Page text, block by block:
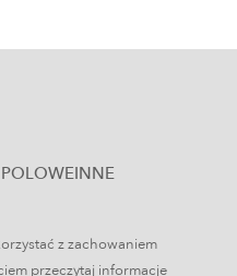
informacje
INNE
z zachowaniem
przeczytaj informacje